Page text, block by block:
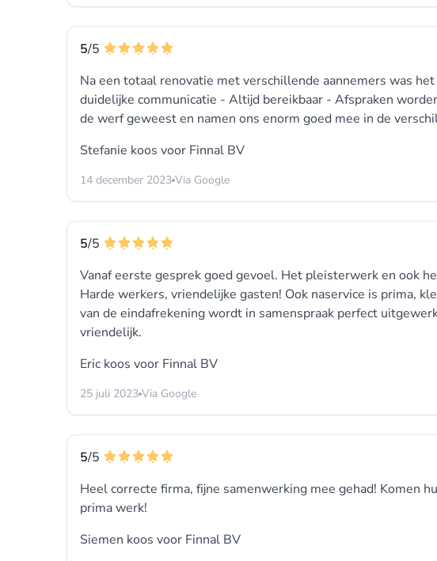
5/5
Na een totaal renovatie met verschillende aannemers was
duidelijke communicatie - Altijd bereikbaar - Afspraken
de werf geweest en namen ons enorm goed mee in de
Stefanie koos voor Finnal BV
14 december 2023 Via Google
5/5
Vanaf eerste gesprek goed gevoel. Het pleisterwerk en ook
Harde werkers, vriendelijke gasten! Ook naservice is prima,
van de eindafrekening wordt in samenspraak perfect
vriendelijk.
Eric koos voor Finnal BV
25 juli 2023 Via Google
5/5
Heel correcte firma, fijne samenwerking mee gehad! Komen
prima werk!
Siemen koos voor Finnal BV